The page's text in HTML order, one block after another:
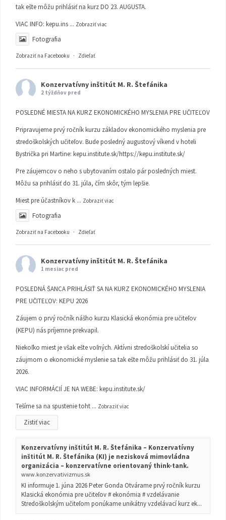
tak ešte môžu prihlásiť na kurz DO 23. AUGUSTA.
VIAC INFO: kepu.ins ... Zobraziť viac
Fotografia
Zobraziť na Facebooku · Zdieľať
Konzervatívny inštitút M. R. Štefánika
2 týždňov pred
POSLEDNÉ MIESTA NA KURZ EKONOMICKÉHO MYSLENIA PRE UČITEĽOV
Pripravujeme prvý ročník kurzu základov ekonomického myslenia pre
stredoškolských učiteľov. Bude posledný augustový víkend v hoteli
Bystrička pri Martine: kepu.institute.sk/https://kepu.institute.sk/
Pre záujemcov o neho s ubytovaním ostalo pár posledných miest.
Môžu sa prihlásiť do 31. júla, čím skôr, tým lepšie.
Miest pre účastníkov k ... Zobraziť viac
Fotografia
Zobraziť na Facebooku · Zdieľať
Konzervatívny inštitút M. R. Štefánika
1 mesiac pred
POSLEDNÁ ŠANCA PRIHLÁSIŤ SA NA KURZ EKONOMICKÉHO MYSLENIA
PRE UČITEĽOV: KEPU 2026
Záujem o prvý ročník nášho kurzu Klasická ekonómia pre učiteľov
(KEPU) nás príjemne prekvapil.
Niekoľko miest je však ešte voľných. Aktívni stredoškolskí učitelia so
záujmom o ekonomické myslenie sa tak ešte môžu prihlásiť do 31. júla
2026.
VIAC INFORMÁCIÍ JE NA WEBE: kepu.institute.sk/
Tešíme sa na spustenie toht ... Zobraziť viac
Zistiť viac
Konzervatívny inštitút M. R. Štefánika – Konzervatívny
inštitút M. R. Štefánika (KI) je nezisková mimovládna
organizácia – konzervatívne orientovaný think-tank.
www.konzervativizmus.sk
KI informuje 1. júna 2026 Peter Gonda Otvárame prvý ročník kurzu
Klasická ekonómia pre učiteľov # ekonómia # vzdelávanie
Stredoškolským učiteľom ponúkame unikátny vzdelávací kurz ek...